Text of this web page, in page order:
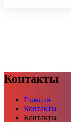
Контакты
Главная
Контакты
Контакты